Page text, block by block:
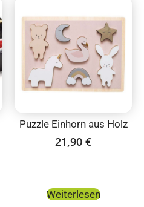
Puzzle Einhorn aus Holz
21,90 €
Weiterlesen